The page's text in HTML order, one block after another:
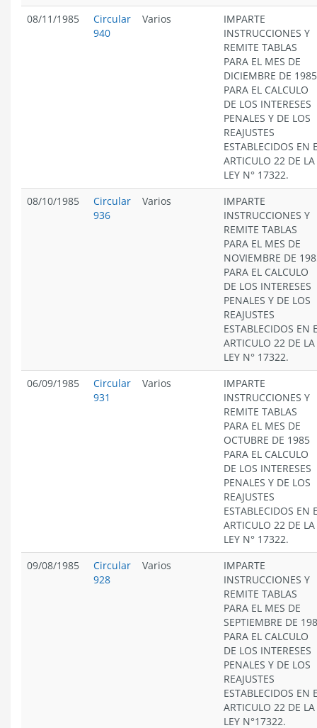
08/11/1985
Circular
940
Varios
IMPARTE
INSTRUCCIONES Y
REMITE TABLAS
PARA EL MES DE
DICIEMBRE DE 1985
PARA EL CALCULO
DE LOS INTERESES
PENALES Y DE LOS
REAJUSTES
ESTABLECIDOS EN
ARTICULO 22 DE LA
LEY N° 17322.
08/10/1985
Circular
936
Varios
IMPARTE
INSTRUCCIONES Y
REMITE TABLAS
PARA EL MES DE
NOVIEMBRE DE
PARA EL CALCULO
DE LOS INTERESES
PENALES Y DE LOS
REAJUSTES
ESTABLECIDOS EN
ARTICULO 22 DE LA
LEY N° 17322.
06/09/1985
Circular
931
Varios
IMPARTE
INSTRUCCIONES Y
REMITE TABLAS
PARA EL MES DE
OCTUBRE DE 1985
PARA EL CALCULO
DE LOS INTERESES
PENALES Y DE LOS
REAJUSTES
ESTABLECIDOS EN
ARTICULO 22 DE LA
LEY N° 17322.
09/08/1985
Circular
928
Varios
IMPARTE
INSTRUCCIONES Y
REMITE TABLAS
PARA EL MES DE
SEPTIEMBRE DE
PARA EL CALCULO
DE LOS INTERESES
PENALES Y DE LOS
REAJUSTES
ESTABLECIDOS EN
ARTICULO 22 DE LA
LEY N°17322.